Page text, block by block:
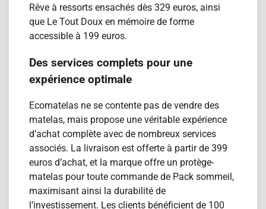
Rêve à ressorts ensachés dès 329 euros, ainsi
que Le Tout Doux en mémoire de forme
accessible à 199 euros.
Des services complets pour une
expérience optimale
Ecomatelas ne se contente pas de vendre des
matelas, mais propose une véritable expérience
d’achat complète avec de nombreux services
associés. La livraison est offerte à partir de 399
euros d’achat, et la marque offre un protège-
matelas pour toute commande de Pack sommeil,
maximisant ainsi la durabilité de
l’investissement. Les clients bénéficient de 100